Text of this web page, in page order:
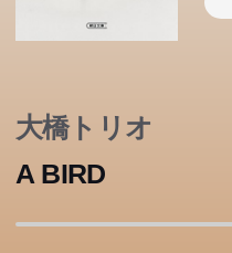
人間の言葉は話せないけ
兄と、兄の言葉を唯一わ
りと生きていく。やがて
さん」と人々に呼ばれて
優しく切ない、著者の会心
大橋トリオ
A BIRD